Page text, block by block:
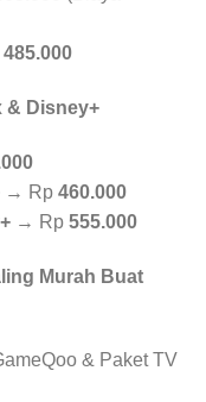
485.000
& Disney+
→ Rp 460.000
→ Rp 555.000
Murah Buat
& Paket TV